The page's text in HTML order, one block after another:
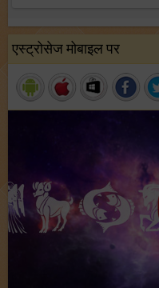
एस्ट्रोसेज मोबाइल पर